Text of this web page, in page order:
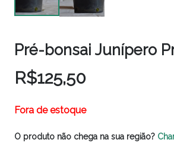
Pré-bonsai Junípero
R$125,50
Fora de estoque
O produto não chega na sua região?